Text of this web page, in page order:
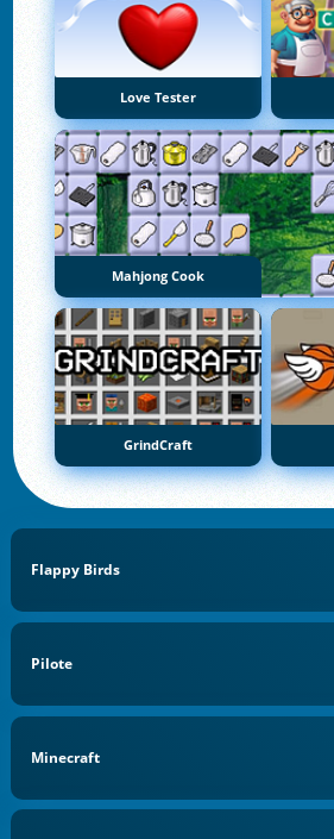
Love Tester
Mahjong Cook
GrindCraft
Flappy Birds
Pilote
Minecraft